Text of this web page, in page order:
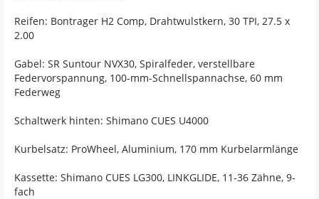
Reifen: Bontrager H2 Comp, Drahtwulstkern, 30 TPI, 27.5 x
2.00
Gabel: SR Suntour NVX30, Spiralfeder, verstellbare
Federvorspannung, 100-mm-Schnellspannachse, 60 mm
Federweg
Schaltwerk hinten: Shimano CUES U4000
Kurbelsatz: ProWheel, Aluminium, 170 mm Kurbelarmlänge
Kassette: Shimano CUES LG300, LINKGLIDE, 11-36 Zähne, 9-
fach